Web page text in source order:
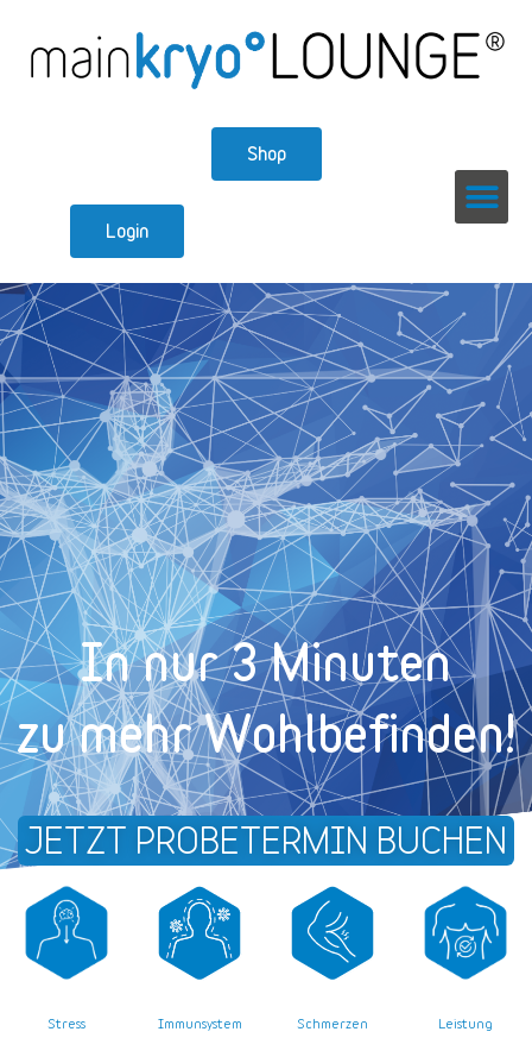
Shop
Login
In nur 3 Minuten
zu mehr Wohl­befinden!
JETZT PROBETERMIN BUCHEN
Stress Immunsystem Schmerzen Leistung